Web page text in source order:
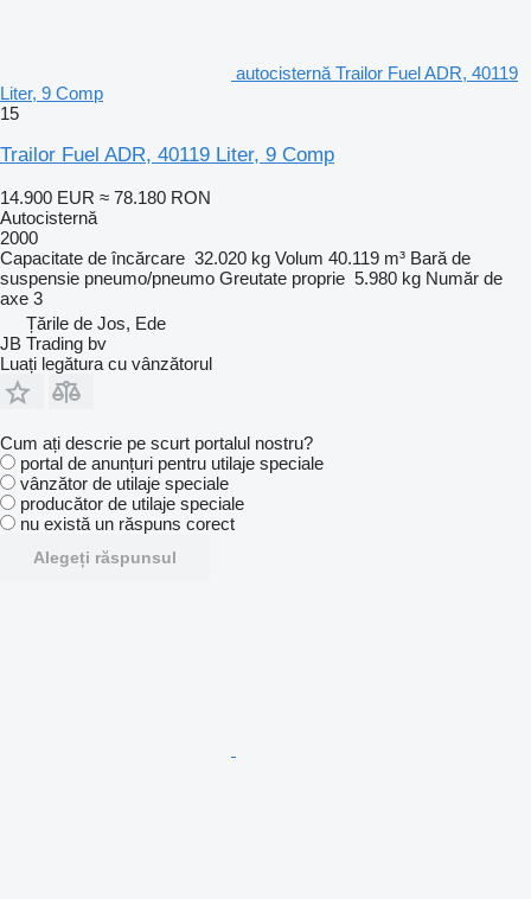
autocisternă Trailor Fuel ADR, 40119
Liter, 9 Comp
15
Trailor Fuel ADR, 40119 Liter, 9 Comp
14.900 EUR ≈ 78.180 RON
Autocisternă
2000
Capacitate de încărcare 32.020 kg Volum 40.119 m³ Bară de
suspensie pneumo/pneumo Greutate proprie 5.980 kg Număr de
axe 3
Țările de Jos, Ede
JB Trading bv
Luați legătura cu vânzătorul
Cum ați descrie pe scurt portalul nostru?
portal de anunțuri pentru utilaje speciale
vânzător de utilaje speciale
producător de utilaje speciale
nu există un răspuns corect
Alegeți răspunsul